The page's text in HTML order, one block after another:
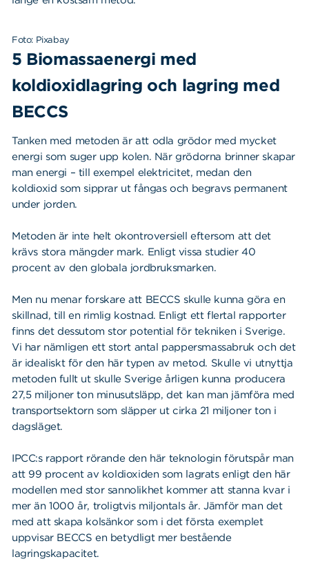
Foto: Pixabay
5 Biomassaenergi med
koldioxidlagring och lagring med
BECCS
Tanken med metoden är att odla grödor med mycket
energi som suger upp kolen. När grödorna brinner skapar
man energi – till exempel elektricitet, medan den
koldioxid som sipprar ut fångas och begravs permanent
under jorden.
Metoden är inte helt okontroversiell eftersom att det
krävs stora mängder mark. Enligt vissa studier 40
procent av den globala jordbruksmarken.
Men nu menar forskare att BECCS skulle kunna göra en
skillnad, till en rimlig kostnad. Enligt ett flertal rapporter
finns det dessutom stor potential för tekniken i Sverige.
Vi har nämligen ett stort antal pappersmassabruk och det
är idealiskt för den här typen av metod. Skulle vi utnyttja
metoden fullt ut skulle Sverige årligen kunna producera
27,5 miljoner ton minusutsläpp, det kan man jämföra med
transportsektorn som släpper ut cirka 21 miljoner ton i
dagsläget.
IPCC:s rapport rörande den här teknologin förutspår man
att 99 procent av koldioxiden som lagrats enligt den här
modellen med stor sannolikhet kommer att stanna kvar i
mer än 1000 år, troligtvis miljontals år. Jämför man det
med att skapa kolsänkor som i det första exemplet
uppvisar BECCS en betydligt mer bestående
lagringskapacitet.
efter: